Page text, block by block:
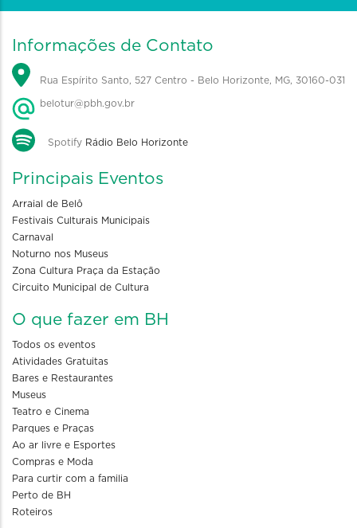
Informações de Contato
Rua Espírito Santo, 527 Centro - Belo Horizonte, MG, 30160-031
belotur@pbh.gov.br
Spotify Rádio Belo Horizonte
Principais Eventos
Arraial de Belô
Festivais Culturais Municipais
Carnaval
Noturno nos Museus
Zona Cultura Praça da Estação
Circuito Municipal de Cultura
O que fazer em BH
Todos os eventos
Atividades Gratuitas
Bares e Restaurantes
Museus
Teatro e Cinema
Parques e Praças
Ao ar livre e Esportes
Compras e Moda
Para curtir com a familia
Perto de BH
Roteiros